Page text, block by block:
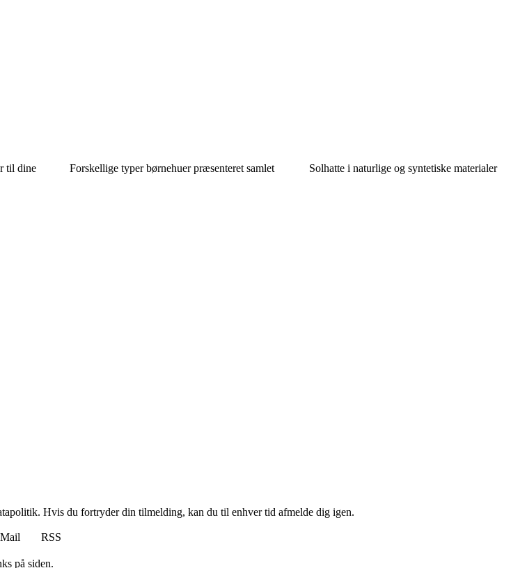
til dine
Forskellige typer børnehuer præsenteret samlet Solhatte i naturlige og syntetiske materialer
Hvis du fortryder din tilmelding, kan du til enhver tid afmelde dig igen.
Mail
RSS
på siden.